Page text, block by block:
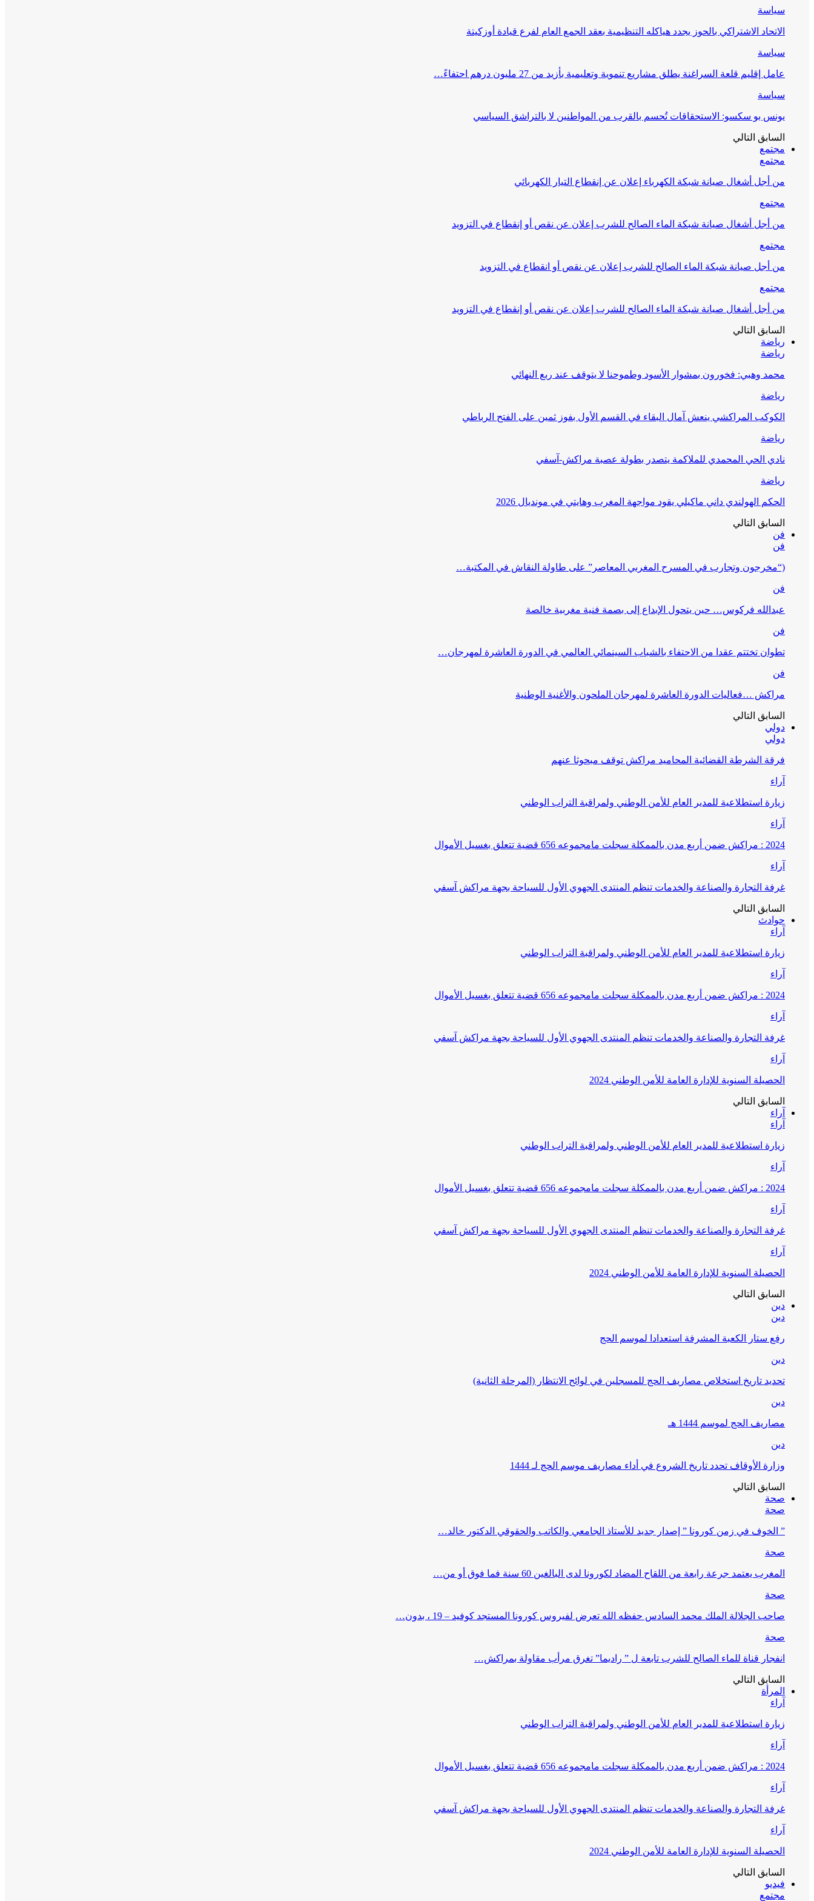
سياسة
الاتحاد الاشتراكي بالحوز يجدد هياكله التنظيمية بعقد الجمع العام لفرع قيادة أوزكيتة
سياسة
عامل إقليم قلعة السراغنة يطلق مشاريع تنموية وتعليمية بأزيد من 27 مليون درهم احتفاءً…
سياسة
يونس بو سكسو: الاستحقاقات تُحسم بالقرب من المواطنين لا بالتراشق السياسي
السابق التالي
مجتمع
مجتمع
من أجل أشغال صيانة شبكة الكهرباء إعلان عن إنقطاع التيار الكهربائي
مجتمع
من أجل أشغال صيانة شبكة الماء الصالح للشرب إعلان عن نقص أو إنقطاع في التزويد
مجتمع
من أجل صيانة شبكة الماء الصالح للشرب إعلان عن نقص أو انقطاع في التزويد
مجتمع
من أجل أشغال صيانة شبكة الماء الصالح للشرب إعلان عن نقص أو إنقطاع في التزويد
السابق التالي
رياضة
رياضة
محمد وهبي: فخورون بمشوار الأسود وطموحنا لا يتوقف عند ربع النهائي
رياضة
الكوكب المراكشي ينعش آمال البقاء في القسم الأول بفوز ثمين على الفتح الرباطي
رياضة
نادي الحي المحمدي للملاكمة يتصدر بطولة عصبة مراكش-آسفي
رياضة
الحكم الهولندي داني ماكيلي يقود مواجهة المغرب وهايتي في مونديال 2026
السابق التالي
فن
فن
(“مخرجون وتجارب في المسرح المغربي المعاصر” على طاولة النقاش في المكتبة…
فن
عبدالله فركوس… حين يتحول الإبداع إلى بصمة فنية مغربية خالصة
فن
تطوان تختتم عقدا من الاحتفاء بالشباب السينمائي العالمي في الدورة العاشرة لمهرجان…
فن
مراكش …فعاليات الدورة العاشرة لمهرجان الملحون والأغنية الوطنية
السابق التالي
دولي
دولي
فرقة الشرطة القضائية المحاميد مراكش توقف مبحوثا عنهم
آراء
زيارة استطلاعية للمدير العام للأمن الوطني ولمراقبة التراب الوطني
آراء
2024 : مراكش ضمن أربع مدن بالممكلة سجلت مامجموعه 656 قضية تتعلق بغسيل الأموال
آراء
غرفة التجارة والصناعة والخدمات تنظم المنتدى الجهوي الأول للسياحة بجهة مراكش آسفي
السابق التالي
حوادث
آراء
زيارة استطلاعية للمدير العام للأمن الوطني ولمراقبة التراب الوطني
آراء
2024 : مراكش ضمن أربع مدن بالممكلة سجلت مامجموعه 656 قضية تتعلق بغسيل الأموال
آراء
غرفة التجارة والصناعة والخدمات تنظم المنتدى الجهوي الأول للسياحة بجهة مراكش آسفي
آراء
الحصيلة السنوية للإدارة العامة للأمن الوطني 2024
السابق التالي
آراء
آراء
زيارة استطلاعية للمدير العام للأمن الوطني ولمراقبة التراب الوطني
آراء
2024 : مراكش ضمن أربع مدن بالممكلة سجلت مامجموعه 656 قضية تتعلق بغسيل الأموال
آراء
غرفة التجارة والصناعة والخدمات تنظم المنتدى الجهوي الأول للسياحة بجهة مراكش آسفي
آراء
الحصيلة السنوية للإدارة العامة للأمن الوطني 2024
السابق التالي
دين
دين
رفع ستار الكعبة المشرفة استعدادا لموسم الحج
دين
تحديد تاريخ استخلاص مصاريف الحج للمسجلين في لوائح الانتظار (المرحلة الثانية)
دين
مصاريف الحج لموسم 1444 هـ
دين
وزارة الأوقاف تحدد تاريخ الشروع في أداء مصاريف موسم الحج لـ 1444
السابق التالي
صحة
صحة
” الخوف في زمن كورونا ” إصدار جديد للأستاذ الجامعي والكاتب والحقوقي الدكتور خالد…
صحة
المغرب يعتمد جرعة رابعة من اللقاح المضاد لكورونا لدى البالغين 60 سنة فما فوق أو من…
صحة
صاحب الجلالة الملك محمد السادس حفظه الله تعرض لفيروس كورونا المستجد كوفيد – 19 ، بدون…
صحة
انفجار قناة للماء الصالح للشرب تابعة ل ” راديما” تغرق مرأب مقاولة بمراكش…
السابق التالي
المرأة
آراء
زيارة استطلاعية للمدير العام للأمن الوطني ولمراقبة التراب الوطني
آراء
2024 : مراكش ضمن أربع مدن بالممكلة سجلت مامجموعه 656 قضية تتعلق بغسيل الأموال
آراء
غرفة التجارة والصناعة والخدمات تنظم المنتدى الجهوي الأول للسياحة بجهة مراكش آسفي
آراء
الحصيلة السنوية للإدارة العامة للأمن الوطني 2024
السابق التالي
فيديو
مجتمع